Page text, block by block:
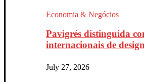
Economia & Negócios
Pavigrés distinguida
internacionais de
July 27, 2026